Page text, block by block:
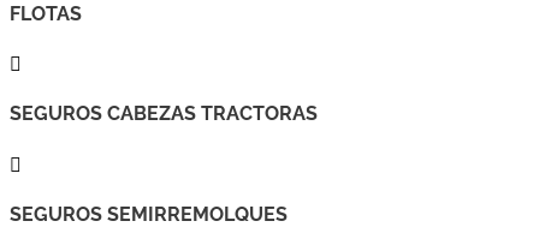
FLOTAS

SEGUROS CABEZAS TRACTORAS

SEGUROS SEMIRREMOLQUES